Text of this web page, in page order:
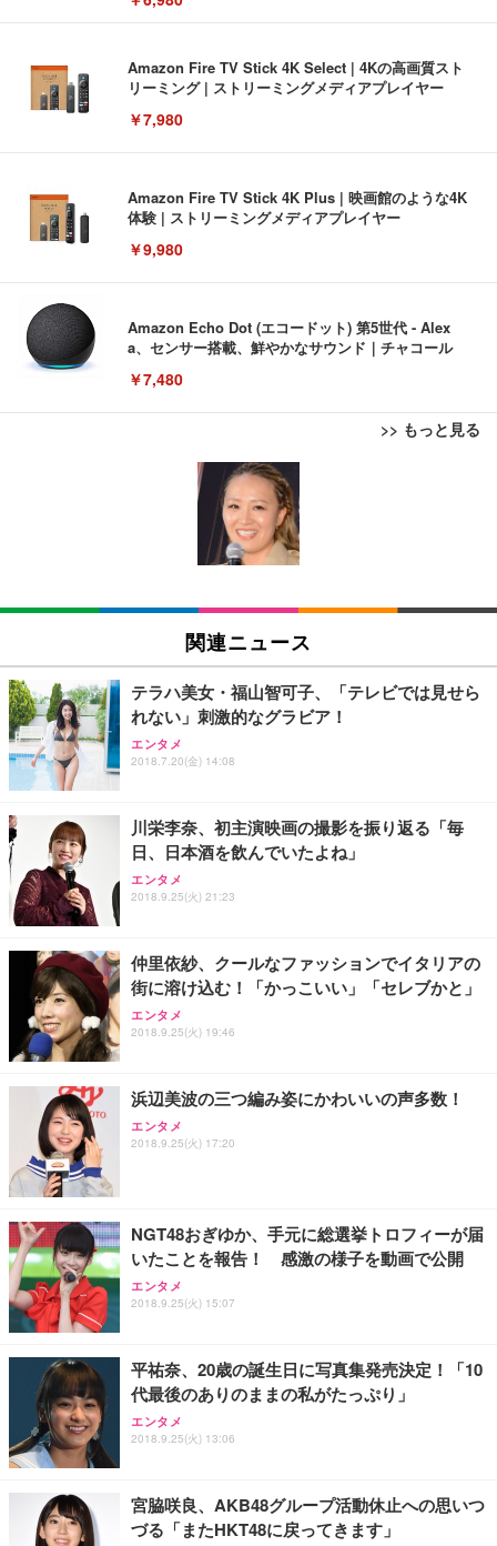
Amazon Fire TV Stick 4K Select | 4Kの高画質スト
リーミング | ストリーミングメディアプレイヤー
￥7,980
Amazon Fire TV Stick 4K Plus | 映画館のような4K
体験 | ストリーミングメディアプレイヤー
￥9,980
Amazon Echo Dot (エコードット) 第5世代 - Alex
a、センサー搭載、鮮やかなサウンド｜チャコール
￥7,480
>> もっと見る
[EdoErgo] オフィスチェア 椅子 テレワーク 疲れな
い 跳ね上げ式アームレスト コンパクト 約105度ロッ
キング pc 事務椅子 360度回転 座面昇降 強化ナイロ
ン樹脂ベース 通気性メッシュ 在宅ワーク H-WY01
(黒網+黒枠+黒足)
SIHOO B100 オフィスチェア／デスクチェア メッシ
ュチェア 人間工学 疲れない ブラック
￥27,999
Sezlife オフィスチェア デスクチェア 疲れない テレ
ワーク チェア 強化バックレスト 30度ロッキング機
能 人間工学 椅子 腰サポート 90度跳ね上げ式アーム
ョン PCチェア 通気性メッシュ ゲーミング/勉強/事
務用 おしゃれ パソコンチェア (ブラック)
Sezlife オフィスチェア デスクチェア 疲れない テレ
ワーク チェア 強化バックレスト 30度ロッキング機
能 人間工学 椅子 腰サポート 90度跳ね上げ式アーム
務用 おしゃれ パソコンチェア (ホワイト)
ANDWINT オフィスチェア デスクチェア 肘なし メ
ッシュ 通気性 ランバーサポート付き 腰サポート ガ
ス圧無段階昇降 360度回転 キャスター付き コンパク
EIZO ビジネス向けプレミアムモニター | FlexScan
EV3240X-WT | 31.5型4K UHD・USB Type-C・ホワ
EIZO ビジネス向けプレミアムモニター | FlexScan
￥109,572
【純正品】27"ゲーミングモニター DualSense 充電
フック付き（CFI-ZDM1J）
【整備済み品】Dell E2724HS 27インチ 液晶モニタ
ー フルHD（1920×1080）VA 非光沢 HDMI/DisplayP
ort/VGA スピーカー内蔵 高さ調整 スイベル VESA対
【MiniLED/24.5inch/280Hz/FHD】GRAPHT THE S
HOOTER Gaming Monitor 24” Essential ゲーミン
グモニター QD 24.5インチ 1ms FHD 量子ドット 残
Amazonベーシック ペットシーツ 薄型 レギュラー 1
回使い捨て 無香料 ホワイト 300枚
Amazonベーシック ペットシーツ 厚型 ワイド 42枚
x2袋(84枚) ホワイト(吸収面:ライトブルー)
￥3,234
ネオ・ルーライフ ネオ・オムツ L 中型犬用 26枚入
り 単品
Smart Basic(スマートベーシック) 【Amazon.co.jp
限定】 Smart Basic アイリスオーヤマ ペットシーツ
超厚型 お徳用 ワイド 100枚入 (x 1) (ケース販売)
アイリスオーヤマ ペットシーツ 超厚型 お徳用 レギ
ュラー 200枚入【Amazon.co.jp限定】
関連ニュース
テラハ美女・福山智可子、「テレビでは見せら
れない」刺激的なグラビア！
エンタメ
2018.7.20(金) 14:08
川栄李奈、初主演映画の撮影を振り返る「毎
日、日本酒を飲んでいたよね」
エンタメ
2018.9.25(火) 21:23
仲里依紗、クールなファッションでイタリアの
街に溶け込む！「かっこいい」「セレブかと」
エンタメ
2018.9.25(火) 19:46
浜辺美波の三つ編み姿にかわいいの声多数！
エンタメ
2018.9.25(火) 17:20
NGT48おぎゆか、手元に総選挙トロフィーが届
いたことを報告！ 感激の様子を動画で公開
エンタメ
2018.9.25(火) 15:07
平祐奈、20歳の誕生日に写真集発売決定！「10
代最後のありのままの私がたっぷり」
エンタメ
2018.9.25(火) 13:06
宮脇咲良、AKB48グループ活動休止への思いつ
づる「またHKT48に戻ってきます」